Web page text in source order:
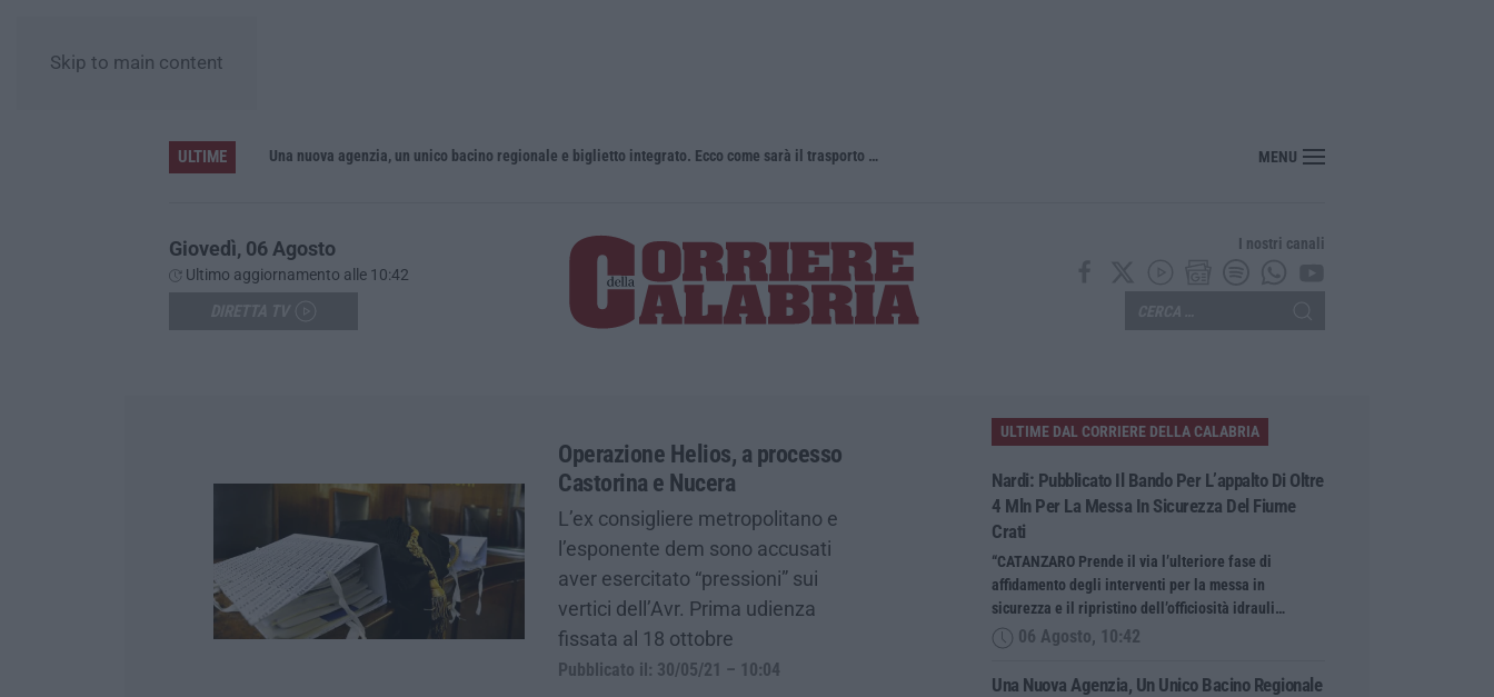
Skip to main content
ULTIME
in sicurezza del Fiume Crati Una nuova agenzia, un unico bacino regionale e biglietto integrato. Ecco come sarà il trasporto pubblico locale in Calabria MENU
Giovedì, 06 Agosto
Ultimo aggiornamento alle 10:42
I nostri canali
Operazione Helios, a processo
Castorina e Nucera
L’ex consigliere metropolitano e
l’esponente dem sono accusati
aver esercitato “pressioni” sui
vertici dell’Avr. Prima udienza
fissata al 18 ottobre
Pubblicato il: 30/05/21 – 10:04
ULTIME DAL CORRIERE DELLA CALABRIA
Nardi: Pubblicato Il Bando Per L’appalto Di Oltre
4 Mln Per La Messa In Sicurezza Del Fiume
Crati
“CATANZARO Prende il via l’ulteriore fase di
affidamento degli interventi per la messa in
sicurezza e il ripristino dell’officiosità idrauli…
06 Agosto, 10:42
Una Nuova Agenzia, Un Unico Bacino Regionale